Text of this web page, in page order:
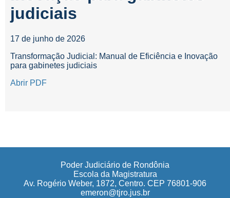
judiciais
17 de junho de 2026
Transformação Judicial: Manual de Eficiência e Inovação
para gabinetes judiciais
Abrir PDF
Poder Judiciário de Rondônia
Escola da Magistratura
Av. Rogério Weber, 1872, Centro. CEP 76801-906
emeron@tjro.jus.br